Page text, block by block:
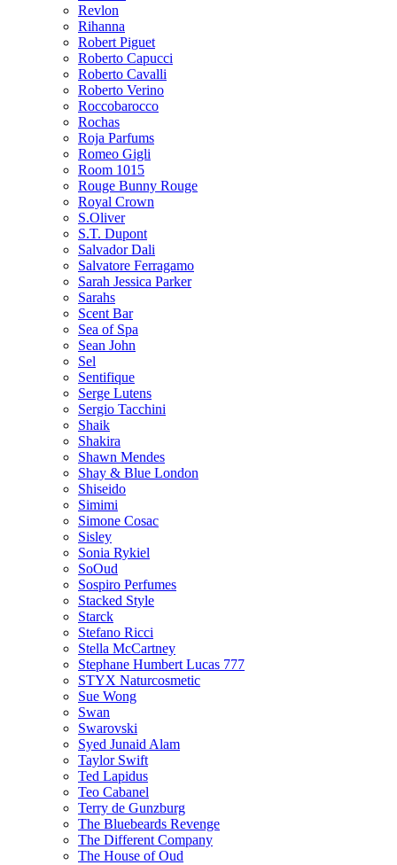
Revlon
Rihanna
Robert Piguet
Roberto Capucci
Roberto Cavalli
Roberto Verino
Roccobarocco
Rochas
Roja Parfums
Romeo Gigli
Room 1015
Rouge Bunny Rouge
Royal Crown
S.Oliver
S.T. Dupont
Salvador Dali
Salvatore Ferragamo
Sarah Jessica Parker
Sarahs
Scent Bar
Sea of Spa
Sean John
Sel
Sentifique
Serge Lutens
Sergio Tacchini
Shaik
Shakira
Shawn Mendes
Shay & Blue London
Shiseido
Simimi
Simone Cosac
Sisley
Sonia Rykiel
SoOud
Sospiro Perfumes
Stacked Style
Starck
Stefano Ricci
Stella McCartney
Stephane Humbert Lucas 777
STYX Naturсosmetic
Sue Wong
Swan
Swarovski
Syed Junaid Alam
Taylor Swift
Ted Lapidus
Teo Cabanel
Terry de Gunzburg
The Bluebeards Revenge
The Different Company
The House of Oud